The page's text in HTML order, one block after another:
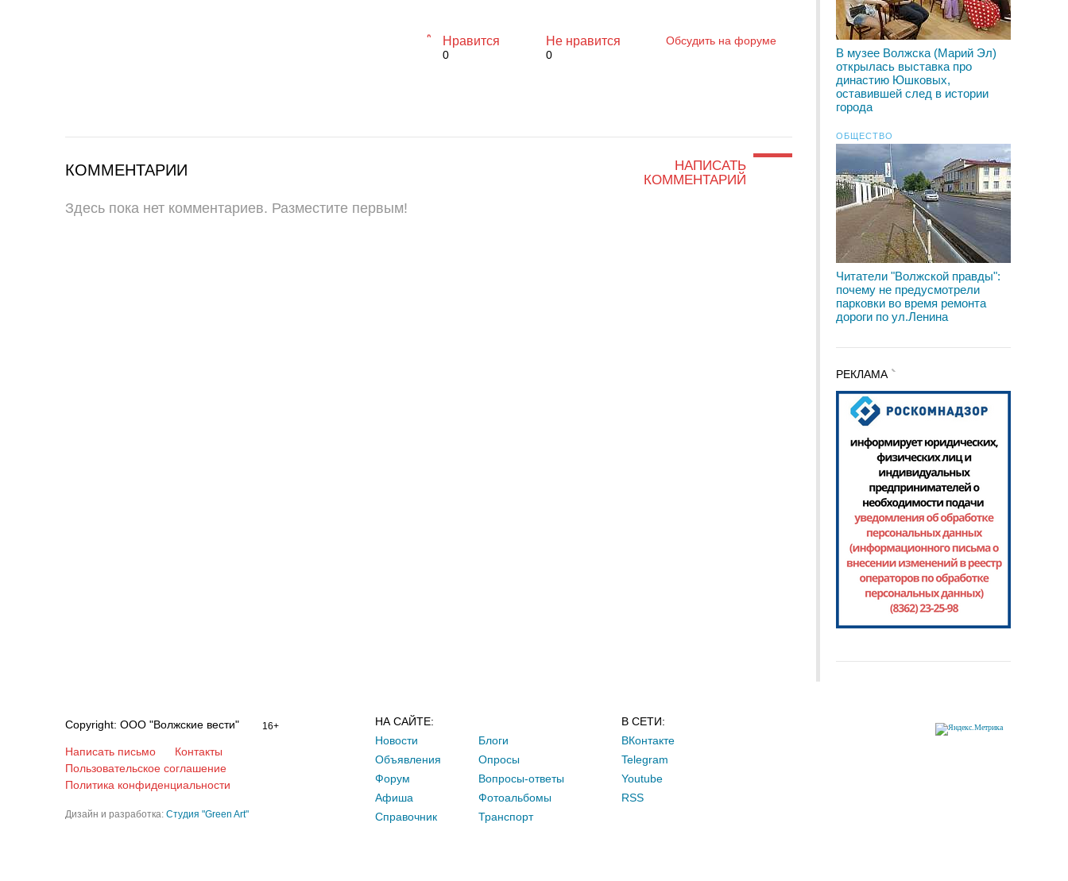
Нравится
0
Не нравится
0
Обсудить на форуме
НАПИСАТЬ
КОММЕНТАРИЙ
КОММЕНТАРИИ
Здесь пока нет комментариев. Разместите первым!
В музее Волжска (Марий Эл)
открылась выставка про
династию Юшковых,
оставившей след в истории
города
ОБЩЕСТВО
Читатели "Волжской правды":
почему не предусмотрели
парковки во время ремонта
дороги по ул.Ленина
РЕКЛАМА
Copyright: ООО "Волжские вести" 16+
Написать письмо
Контакты
Пользовательское соглашение
Политика конфиденциальности
Дизайн и разработка: Студия "Green Art"
НА САЙТЕ:
Новости
Объявления
Форум
Афиша
Справочник
Блоги
Опросы
Вопросы-ответы
Фотоальбомы
Транспорт
В СЕТИ:
ВКонтакте
Telegram
Youtube
RSS